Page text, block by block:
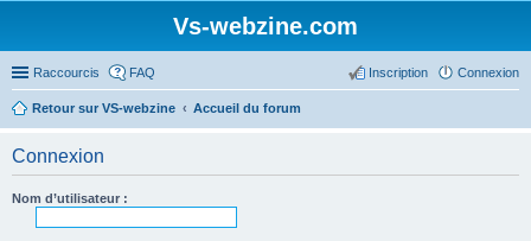
Vs-webzine.com
Raccourcis FAQ Connexion
Inscription
Retour sur VS-webzine Accueil du forum
Connexion
Nom d’utilisateur :